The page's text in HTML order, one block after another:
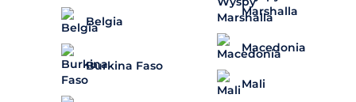
Belgia
Burkina Faso
Marshalla
Macedonia
Mali